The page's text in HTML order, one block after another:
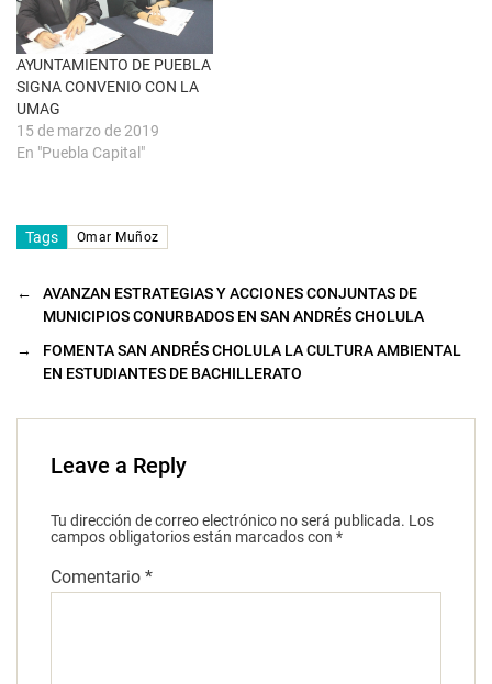
n
t
a
n
a
n
e
v
a
)
AYUNTAMIENTO DE PUEBLA
SIGNA CONVENIO CON LA
UMAG
15 de marzo de 2019
En "Puebla Capital"
Tags Omar Muñoz
←
AVANZAN ESTRATEGIAS Y ACCIONES CONJUNTAS DE
MUNICIPIOS CONURBADOS EN SAN ANDRÉS CHOLULA
→
FOMENTA SAN ANDRÉS CHOLULA LA CULTURA AMBIENTAL
EN ESTUDIANTES DE BACHILLERATO
Leave a Reply
Tu dirección de correo electrónico no será publicada. Los
campos obligatorios están marcados con *
Comentario *